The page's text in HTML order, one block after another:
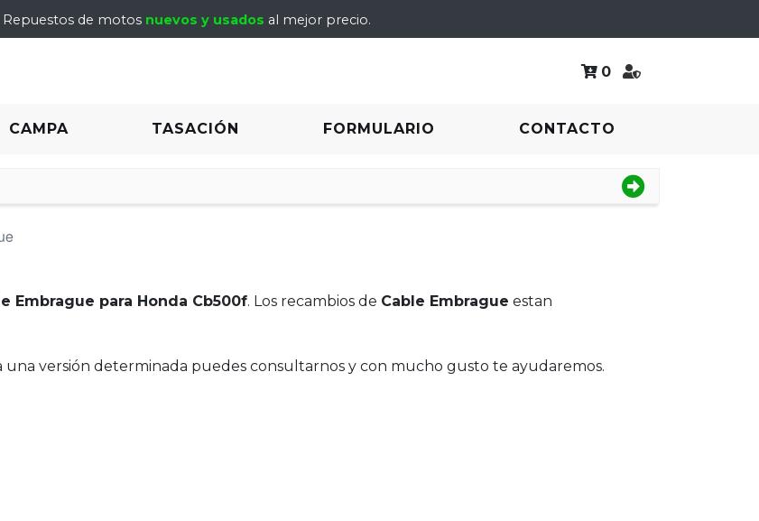
Repuestos de motos nuevos y usados al mejor precio.
0
CAMPA TASACIÓN FORMULARIO CONTACTO
Embrague para Honda Cb500f. Los recambios de Cable Embrague estan
versión determinada puedes consultarnos y con mucho gusto te ayudaremos.